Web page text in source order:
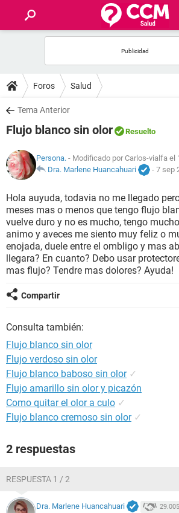
FOROS
SALUD
FAMILIA
NUTRICIÓN
BIENESTAR
SEXUALIDAD
GLOSARIO
Foros Salud
Tema Anterior
Flujo blanco sin olor Resuelto
Persona. - Modificado por Carlos-vialfa el
Dra. Marlene Huancahuari
- 7 sep
Hola auyuda, todavia no me llegado
meses mas o menos que tengo flujo
vuelve duro y no es mucho, tengo
animo y aveces me siento muy feliz o
enojada, duele entre el ombligo y mas
llegara? En cuanto? Debo usar
mas flujo? Tendre mas dolores? Ayuda!
Compartir
Consulta también:
Flujo blanco sin olor
Flujo verdoso sin olor
Flujo blanco baboso sin olor ✓
Flujo amarillo sin olor y picazón
Como quitar el olor a culo ✓
Flujo blanco cremoso sin olor ✓
2 respuestas
RESPUESTA 1 / 2
Dra. Marlene Huancahuari 29.005